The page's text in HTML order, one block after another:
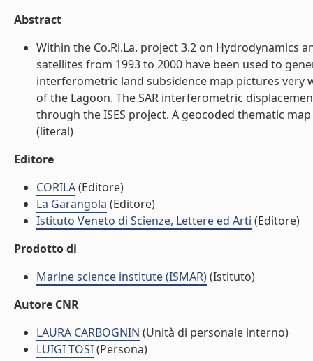
Abstract
Within the Co.Ri.La. project 3.2 on Hydrodynamics
satellites from 1993 to 2000 have been used to
interferometric land subsidence map pictures
of the Lagoon. The SAR interferometric
through the ISES project. A geocoded thematic
(literal)
Editore
CORILA(Editore)
La Garangola (Editore)
Istituto Veneto di Scienze, Lettere ed Arti (Editore)
Prodotto di
Marine science institute (ISMAR)(Istituto)
Autore CNR
LAURA CARBOGNIN (Unità di personale interno)
LUIGI TOSI(Persona)